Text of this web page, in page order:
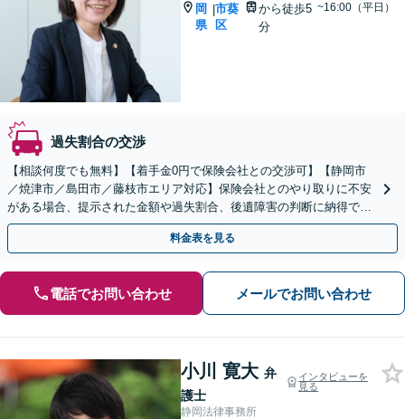
岡
県
|市葵
区
から徒歩5
分
~16:00（平日）
過失割合の交渉
【相談何度でも無料】【着手金0円で保険会社との交渉可】【静岡市
／焼津市／島田市／藤枝市エリア対応】保険会社とのやり取りに不安
がある場合、提示された金額や過失割合、後遺障害の判断に納得でき
ない場合など、弁護士が適切にアドバイスいたします
料金表を見る
電話でお問い合わせ メールでお問い合わせ
小川 寛大 弁
護士
インタビューを
見る
静岡法律事務所